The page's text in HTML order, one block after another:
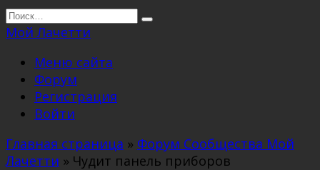
Перейти
к
Search
for:
Мой Лачетти
Меню сайта
Форум
Регистрация
Войти
Главная страница » Форум Сообщества Мой
Лачетти » Чудит панель приборов